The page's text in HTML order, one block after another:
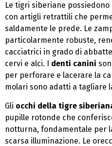
Le tigri siberiane possiedono
con artigli retrattili che
saldamente le prede. Le
particolarmente robuste,
cacciatrici in grado di
cervi e alci. I denti canini
per perforare e lacerare la
molari sono adatti a tagliare
Gli occhi della tigre
pupille rotonde che
notturna, fondamentale per
scarsa illuminazione. Le